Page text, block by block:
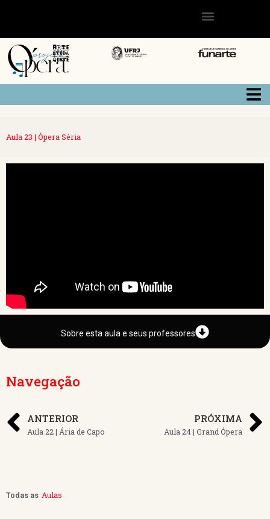
Aula 23 | Ópera Séria
Sobre esta aula e seus professores
Navegação
ANTERIOR
Aula 22 | Ária de Capo
PRÓXIMA
Aula 24 | Grand Ópera
Todas as Aulas